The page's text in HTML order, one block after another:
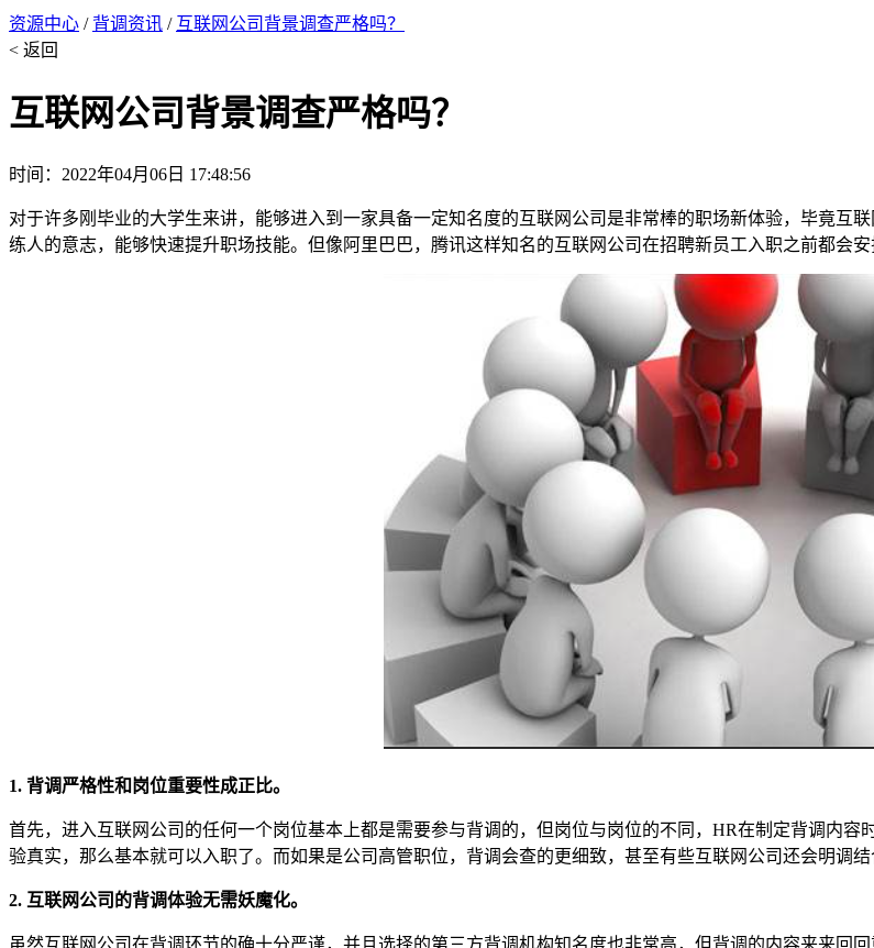
资源中心 / 背调资讯 / 互联网公司背景调查严格吗？
< 返回
互联网公司背景调查严格吗？
时间：2022年04月06日 17:48:56
对于许多刚毕业的大学生来讲，能够进入到一家具备一定知名度的互联网公司是非常棒的职场新体验，毕竟互
练人的意志，能够快速提升职场技能。但像阿里巴巴，腾讯这样知名的互联网公司在招聘新员工入职之前都会
1. 背调严格性和岗位重要性成正比。
首先，进入互联网公司的任何一个岗位基本上都是需要参与背调的，但岗位与岗位的不同，HR在制定背调内
验真实，那么基本就可以入职了。而如果是公司高管职位，背调会查的更细致，甚至有些互联网公司还会明调
2. 互联网公司的背调体验无需妖魔化。
虽然互联网公司在背调环节的确十分严谨，并且选择的第三方背调机构知名度也非常高，但背调的内容来来回